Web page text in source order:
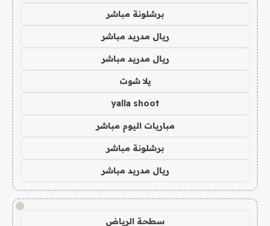
برشلونة مباشر
ريال مدريد مباشر
ريال مدريد مباشر
يلا شوت
yalla shoot
مباريات اليوم مباشر
برشلونة مباشر
ريال مدريد مباشر
!
سطحة الرياض